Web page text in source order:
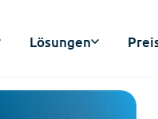
Lösungen